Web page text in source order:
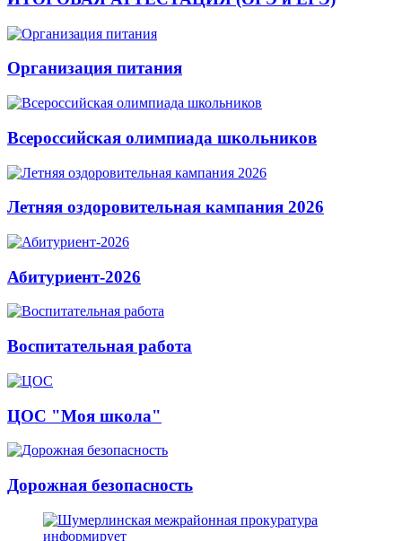
Организация питания
Всероссийская олимпиада школьников
Летняя оздоровительная кампания 2026
Абитуриент-2026
Воспитательная работа
ЦОС "Моя школа"
Дорожная безопасность